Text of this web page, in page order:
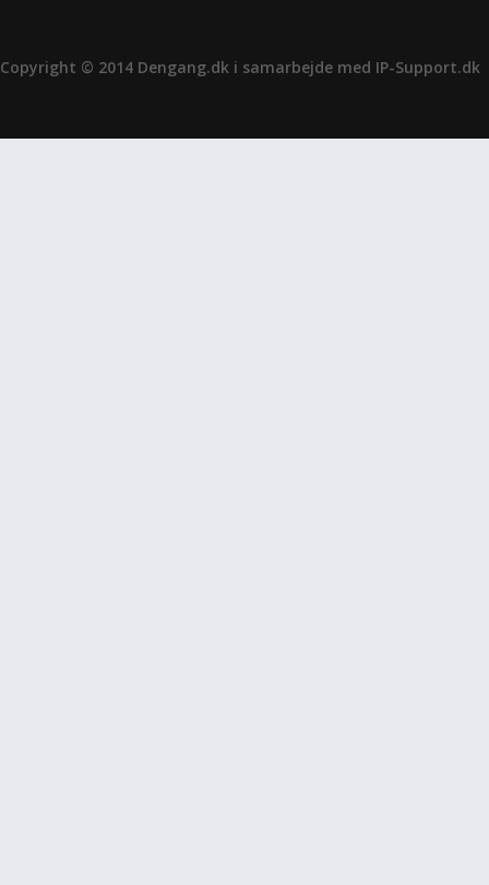
Copyright © 2014 Dengang.dk i samarbejde med IP-Support.dk